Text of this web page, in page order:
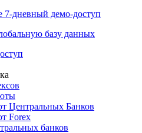
7-дневный демо-доступ
базу данных
Центральных Банков
Forex
банков